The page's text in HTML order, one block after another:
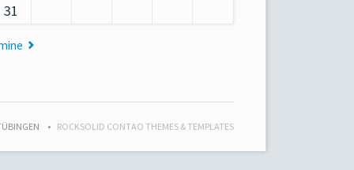
31
ROCKSOLID CONTAO THEMES & TEMPLATES